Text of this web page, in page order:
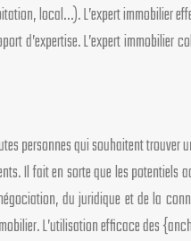
local…). L’expert
d’expertise. L’expert
personnes qui souhaitent
Il fait en sorte que les
du juridique et de la
L’utilisation efficace des